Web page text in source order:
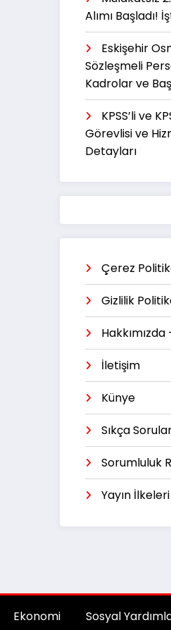
Alımı
Eskişehir
Sözleşmeli
Kadrolar ve
KPSS’li ve
Görevlisi ve
Detayları
Çerez
Gizlilik
İletişim
Künye
Sıkça
Sorumluluk
Yayın İlkeleri
Ekonomi Sosyal